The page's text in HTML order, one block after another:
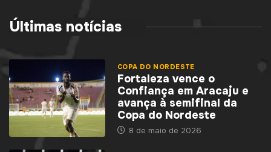
Últimas notícias
COPA DO NORDESTE
Fortaleza vence o
Confiança em Aracaju e
avança à semifinal da
Copa do Nordeste
8 de maio de 2026